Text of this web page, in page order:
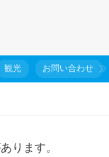
観光 お問い合わせ
ります。